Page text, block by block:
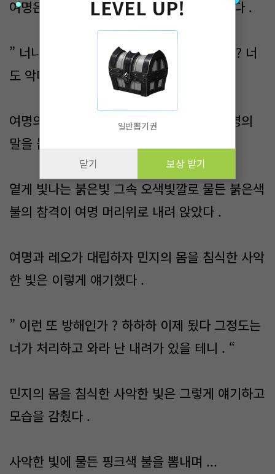
여명은 그 용의 끝을 보며 심란한 말을 담았다 .
” 너냐 ? 레오 ? 지금 와서 정의로운 척이냐 ? 너
도 악마들과 손을 잡았단건 .“
여명의 말이 끝나기도전 두 번째 검격이 여명의
말을 붙잡았다 .
옅게 빛나는 붉은빛 그속 오색빛깔로 물든 붉은색
불의 참격이 여명 머리위로 내려 앉았다 .
여명과 레오가 대립하자 민지의 몸을 침식한 사악
한 빛은 이렇게 얘기했다 .
” 이런 또 방해인가 ? 하하하 이제 됬다 그정도는
너가 처리하고 와라 난 내려가 있을 테니 . “
민지의 몸을 침식한 사악한 빛은 그렇게 얘기하고
모습을 감췄다 .
사악한 빛에 물든 핑크색 불을 뽐내며 ...
LEVEL UP!
일반뽑기권
닫기 보상 받기